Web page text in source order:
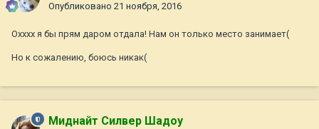
Опубликовано 21 ноября, 2016
Охххх я бы прям даром отдала! Нам он только место занимает(
Но к сожалению, боюсь никак(
Миднайт Силвер Шадоу